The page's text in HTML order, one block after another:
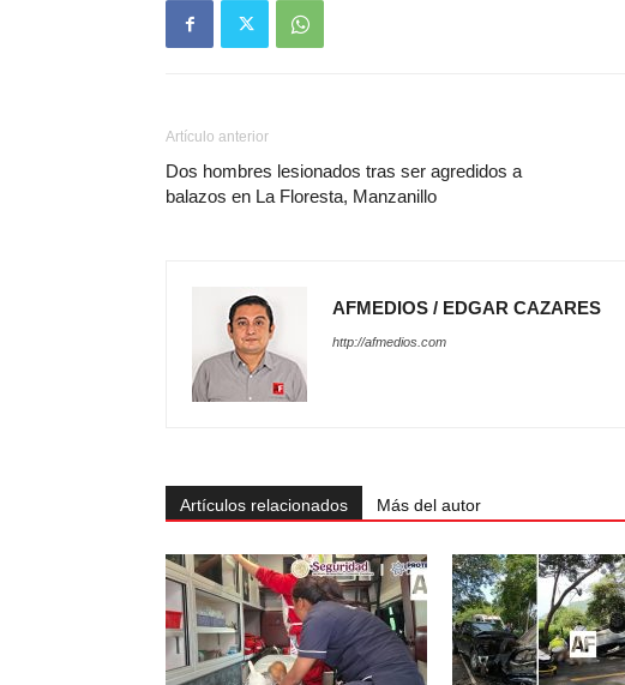
Artículo anterior
Dos hombres lesionados tras ser agredidos a
balazos en La Floresta, Manzanillo
AFMEDIOS / EDGAR CAZARES
http://afmedios.com
Artículos relacionados Más del autor